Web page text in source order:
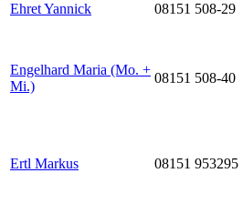
Ehret Yannick 08151 508-29
Engelhard Maria (Mo. +
Mi.)
08151 508-40
Ertl Markus 08151 953295